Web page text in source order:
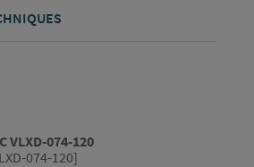
VLXD-074-120
074-120]